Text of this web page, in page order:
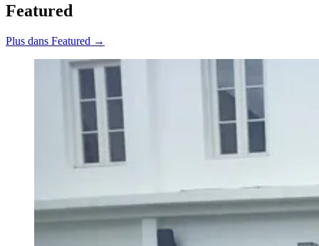
Featured
Plus dans Featured →